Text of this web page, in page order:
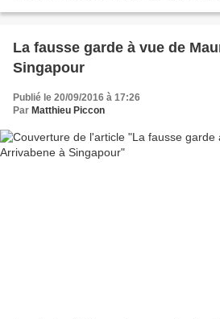
La fausse garde à vue de
Singapour
Publié le 20/09/2016 à 17:26
Par Matthieu Piccon